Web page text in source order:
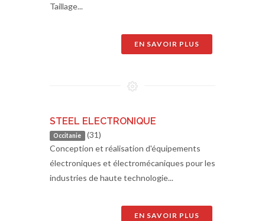
Taillage...
EN SAVOIR PLUS
STEEL ELECTRONIQUE
Occitanie (31)
Conception et réalisation d'équipements
électroniques et électromécaniques pour les
industries de haute technologie...
EN SAVOIR PLUS